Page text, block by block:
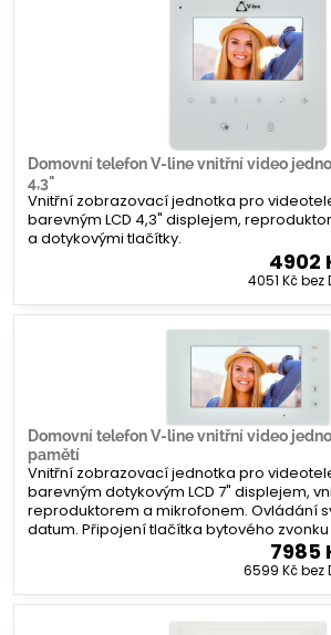
Domovní telefon V-line vnitřní video
4,3"
Vnitřní zobrazovací jednotka pro
barevným LCD 4,3" displejem,
a dotykovými tlačítky.
4902
4051 Kčbez
Domovní telefon V-line vnitřní video
pamětí
Vnitřní zobrazovací jednotka pro
barevným dotykovým LCD 7" displejem,
reproduktorem a mikrofonem. Ovládání
datum. Připojení tlačítka bytového zvonku
7985
6599 Kčbez